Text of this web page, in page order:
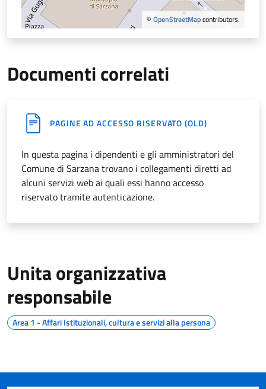
© OpenStreetMapcontributors.
Documenti correlati
PAGINE AD ACCESSO RISERVATO (OLD)
In questa pagina i dipendenti e gli amministratori del
Comune di Sarzanatrovano i collegamenti diretti ad
alcuni servizi web ai quali essi hanno accesso
riservato tramite autenticazione.
Unita organizzativa
responsabile
Area 1 - Affari Istituzionali, cultura e servizi alla persona